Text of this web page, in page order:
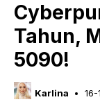
Tahun,
5090!
Karlina